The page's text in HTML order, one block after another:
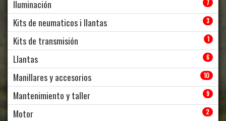
Iluminación 7
Kits de neumaticos i llantas 3
Kits de transmisión 1
Llantas 6
Manillares y accesorios 10
Mantenimiento y taller 9
Motor 2